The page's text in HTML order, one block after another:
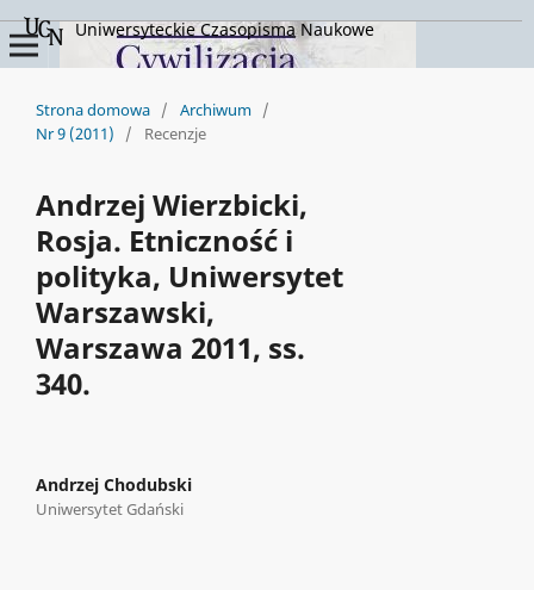
Uniwersyteckie Czasopisma Naukowe
Strona domowa / Archiwum /
Nr 9 (2011)
/ Recenzje
Andrzej Wierzbicki,
Rosja. Etniczność i
polityka, Uniwersytet
Warszawski,
Warszawa 2011, ss.
340.
Andrzej Chodubski
Uniwersytet Gdański